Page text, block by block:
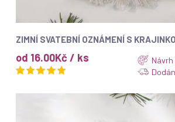
ZOBRAZIT
ZIMNÍ SVATEBNÍ OZNÁMENÍ S
od 16.00Kč / ks
Návrh